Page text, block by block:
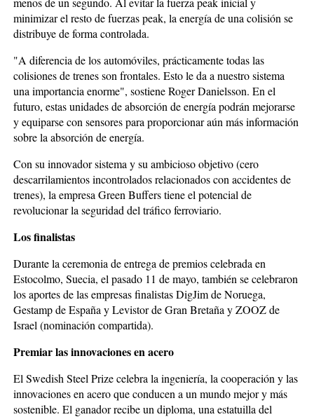
minimizar el resto de fuerzas peak, la energía de una colisión se
distribuye de forma controlada.
"A diferencia de los automóviles, prácticamente todas las
colisiones de trenes son frontales. Esto le da a nuestro sistema
una importancia enorme", sostiene Roger Danielsson. En el
futuro, estas unidades de absorción de energía podrán mejorarse
y equiparse con sensores para proporcionar aún más información
sobre la absorción de energía.
Con su innovador sistema y su ambicioso objetivo (cero
descarrilamientos incontrolados relacionados con accidentes de
trenes), la empresa Green Buffers tiene el potencial de
revolucionar la seguridad del tráfico ferroviario.
Los finalistas
Durante la ceremonia de entrega de premios celebrada en
Estocolmo, Suecia, el pasado 11 de mayo, también se celebraron
los aportes de las empresas finalistas DigJim de Noruega,
Gestamp de España y Levistor de Gran Bretaña y ZOOZ de
Israel (nominación compartida).
Premiar las innovaciones en acero
El Swedish Steel Prize celebra la ingeniería, la cooperación y las
innovaciones en acero que conducen a un mundo mejor y más
sostenible. El ganador recibe un diploma, una estatuilla del